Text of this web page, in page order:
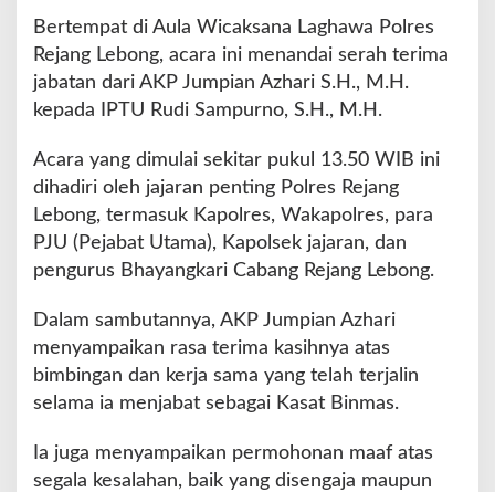
e
j
a
L
e
b
o
e
a
r
a
r
Bertempat di Aula Wicaksana Laghawa Polres
Rejang Lebong, acara ini menandai serah terima
jabatan dari AKP Jumpian Azhari S.H., M.H.
kepada IPTU Rudi Sampurno, S.H., M.H.
Acara yang dimulai sekitar pukul 13.50 WIB ini
dihadiri oleh jajaran penting Polres Rejang
Lebong, termasuk Kapolres, Wakapolres, para
PJU (Pejabat Utama), Kapolsek jajaran, dan
pengurus Bhayangkari Cabang Rejang Lebong.
Dalam sambutannya, AKP Jumpian Azhari
menyampaikan rasa terima kasihnya atas
bimbingan dan kerja sama yang telah terjalin
selama ia menjabat sebagai Kasat Binmas.
Ia juga menyampaikan permohonan maaf atas
segala kesalahan, baik yang disengaja maupun